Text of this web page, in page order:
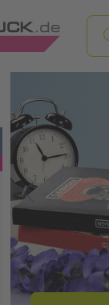
Go to Previous